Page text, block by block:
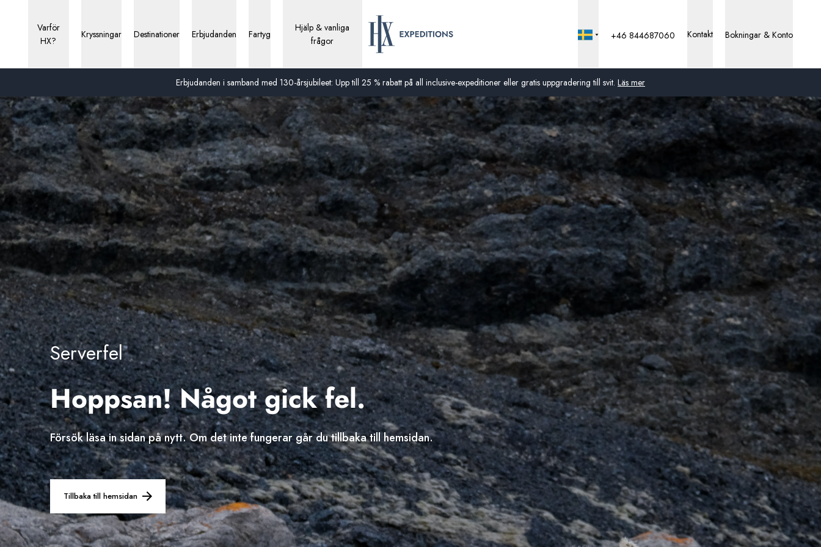
Erbjudanden i samband med 130-årsjubileet: Upp till 25 % rabatt på all inclusive-expeditioner eller gratis uppgradering till svit. Läs mer
Varför
HX?
Kryssningar Destinationer Erbjudanden Fartyg
Hjälp & vanliga
frågor
Australien
Storbritannien
USA
Tyskland
Schweiz
Frankrike
Sverige
Danmark
Norge
Global
+46 844687060 Kontakt Bokningar & Konto
Serverfel
Hoppsan! Något gick fel.
Försök läsa in sidan på nytt. Om det inte fungerar går du tillbaka till hemsidan.
Tillbaka till hemsidan